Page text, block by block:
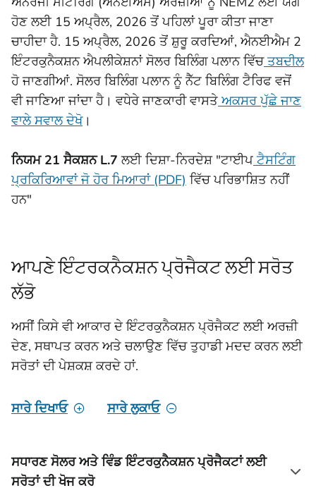
ਹੋਣ ਲਈ 15 ਅਪ੍ਰੈਲ, 2026 ਤੋਂ ਪਹਿਲਾਂ ਪੂਰਾ ਕੀਤਾ ਜਾਣਾ
ਚਾਹੀਦਾ ਹੈ. 15 ਅਪ੍ਰੈਲ, 2026 ਤੋਂ ਸ਼ੁਰੂ ਕਰਦਿਆਂ, ਐਨਈਐਮ 2
ਇੰਟਰਕੁਨੈਕਸ਼ਨ ਐਪਲੀਕੇਸ਼ਨਾਂ ਸੋਲਰ ਬਿਲਿੰਗ ਪਲਾਨ ਵਿੱਚਤਬਦੀਲ
ਹੋ ਜਾਣਗੀਆਂ. ਸੋਲਰ ਬਿਲਿੰਗ ਪਲਾਨ ਨੂੰ ਨੈੱਟ ਬਿਲਿੰਗ ਟੈਰਿਫ ਵਜੋਂ
ਵੀ ਜਾਣਿਆ ਜਾਂਦਾ ਹੈ। ਵਧੇਰੇ ਜਾਣਕਾਰੀ ਵਾਸਤੇ ਅਕਸਰ ਪੁੱਛੇ ਜਾਣ
ਵਾਲੇ ਸਵਾਲ ਦੇਖੋ।
ਨਿਯਮ 21 ਸੈਕਸ਼ਨ L.7 ਲਈ ਦਿਸ਼ਾ-ਨਿਰਦੇਸ਼ "ਟਾਈਪ ਟੈਸਟਿੰਗ
ਪ੍ਰਕਿਰਿਆਵਾਂ ਜੋ ਹੋਰ ਮਿਆਰਾਂ (PDF) ਵਿੱਚ ਪਰਿਭਾਸ਼ਿਤ ਨਹੀਂ
ਹਨ"
ਆਪਣੇ ਇੰਟਰਕਨੈਕਸ਼ਨ ਪ੍ਰੋਜੈਕਟ ਲਈ ਸਰੋਤ
ਲੱਭੋ
ਅਸੀਂ ਕਿਸੇ ਵੀ ਆਕਾਰ ਦੇ ਇੰਟਰਕੁਨੈਕਸ਼ਨ ਪ੍ਰੋਜੈਕਟ ਲਈ ਅਰਜ਼ੀ
ਦੇਣ, ਸਥਾਪਤ ਕਰਨ ਅਤੇ ਚਲਾਉਣ ਵਿੱਚ ਤੁਹਾਡੀ ਮਦਦ ਕਰਨ ਲਈ
ਸਰੋਤਾਂ ਦੀ ਪੇਸ਼ਕਸ਼ ਕਰਦੇ ਹਾਂ.
ਸਾਰੇ ਦਿਖਾਓ ਸਾਰੇ ਲੁਕਾਓ
ਸਧਾਰਣ ਸੋਲਰ ਅਤੇ ਵਿੰਡ ਇੰਟਰਕੁਨੈਕਸ਼ਨ ਪ੍ਰੋਜੈਕਟਾਂ ਲਈ
ਸਰੋਤਾਂ ਦੀ ਖੋਜ ਕਰੋ